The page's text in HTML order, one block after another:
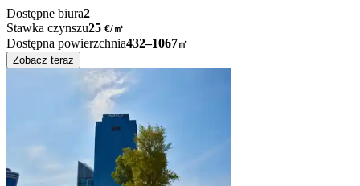
Dostępne biura2
Stawka czynszu25 €/㎡
Dostępna powierzchnia432–1067㎡
Zobacz teraz